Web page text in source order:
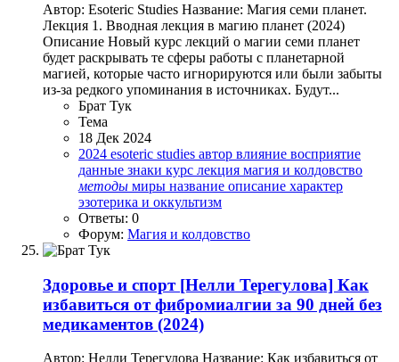
Автор: Esoteric Studies Название: Магия семи планет.
Лекция 1. Вводная лекция в магию планет (2024)
Описание Новый курс лекций о магии семи планет
будет раскрывать те сферы работы с планетарной
магией, которые часто игнорируются или были забыты
из-за редкого упоминания в источниках. Будут...
Брат Тук
Тема
18 Дек 2024
2024 esoteric studies автор влияние восприятие
данные знаки курс лекция магия и колдовство
методы миры название описание характер
эзотерика и оккультизм
Ответы: 0
Форум: Магия и колдовство
Здоровье и спорт [Нелли Терегулова] Как
избавиться от фибромиалгии за 90 дней ‌без
медикаментов (2024)
Автор: Нелли Терегулова Название: Как избавиться от